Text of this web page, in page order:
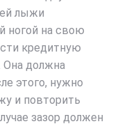
лыжи
ногой на свою
кредитную
Она должна
этого, нужно
и повторить
зазор должен